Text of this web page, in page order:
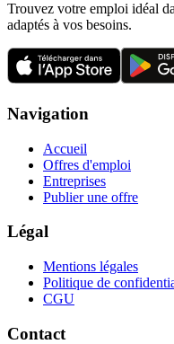
Trouvez votre emploi idéal
adaptés à vos besoins.
Navigation
Accueil
Offres d'emploi
Entreprises
Publier une offre
Légal
Mentions légales
Politique de
CGU
Contact